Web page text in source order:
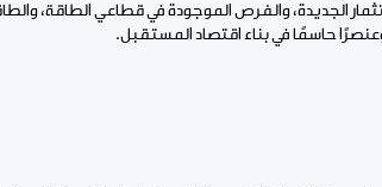
الجديدة، والفرص الموجودة في قطاعي الطاقة،
حاسمًا في بناء اقتصاد المستقبل.